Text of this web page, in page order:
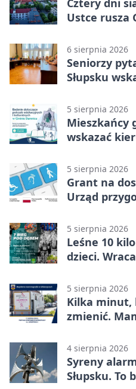
Ustce rusza
6 sierpnia 2026
Seniorzy
Słupsku
5 sierpnia 2026
Mieszkańcy
wskazać
5 sierpnia 2026
Grant na
Urząd
5 sierpnia 2026
Leśne 10
dzieci.
5 sierpnia 2026
Kilka minut,
zmienić.
4 sierpnia 2026
Syreny
Słupsku. To